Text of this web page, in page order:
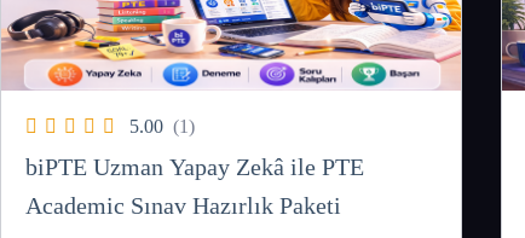
5.00 (1)
biPTE Uzman Yapay Zekâ ile PTE
Academic Sınav Hazırlık Paketi